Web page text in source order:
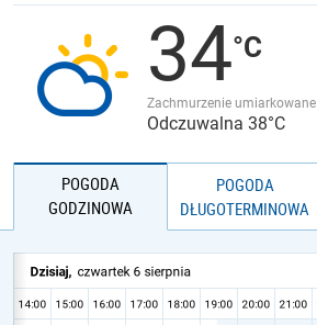
JAKOŚĆ POWIETRZA34
Zachmurzenie umiarkowane
Odczuwalna 38°C
POGODA
GODZINOWA
POGODA
DŁUGOTERMINOWA